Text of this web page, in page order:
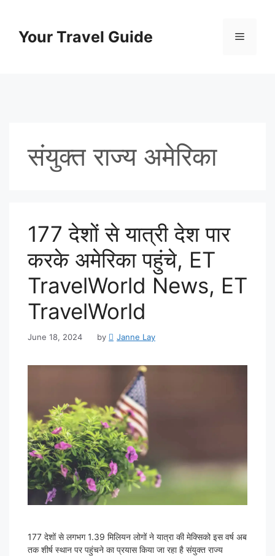
contentYour Travel Guide Menu
संयुक्त राज्य अमेरिका
177 देशों से यात्री देश पार
करके अमेरिका पहुंचे, ET
TravelWorld News, ET
TravelWorld
June 18, 2024 by Janne Lay
177 देशों से लगभग 1.39 मिलियन लोगों ने यात्रा की मेक्सिको इस वर्ष अब
तक शीर्ष स्थान पर पहुंचने का प्रयास किया जा रहा है संयुक्त राज्य